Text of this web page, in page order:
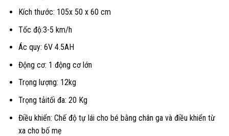
Kích thước: 105x 50 x 60 cm
Tốc độ:3-5 km/h
Ác quy: 6V 4.5AH
Động cơ: 1 động cơ lớn
Trọng lượng: 12kg
Trọng tảitối đa: 20 Kg
Điều khiển: Chế độ tự lái cho bé bằng chân ga và điều khiển từ
xa cho bố mẹ